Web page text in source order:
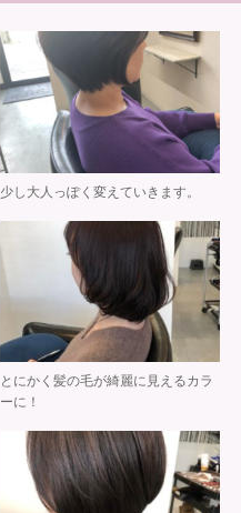
少し大人っぽく変えていきます。
とにかく髪の毛が綺麗に見えるカラ
ーに！